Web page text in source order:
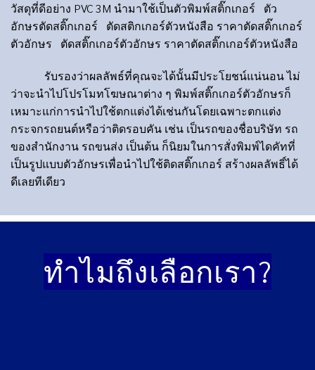
วัสดุที่ดีอย่าง PVC 3M นำมาใช้เป็นตัวพิมพ์สติ๊กเกอร์
ตัว
อักษรตัดสติ๊กเกอร์ ตัดสติกเกอร์ตัวหนังสือ ราคาตัดสติ๊กเกอร์
ตัวอักษร ตัดสติ๊กเกอร์ตัวอักษร ราคาตัดสติ๊กเกอร์ตัวหนังสือ
รับรองว่าผลลัพธ์ที่คุณจะได้นั้นมีประโยชน์แน่นอน ไม่
ว่าจะนำไปโปรโมทโฆษณาต่าง ๆ พิมพ์สติ๊กเกอร์ตัวอักษรก็
เหมาะแก่การนำไปใช้ตกแต่งได้เช่นกันโดยเฉพาะตกแต่ง
กระจกรถยนต์หรือว่าติดรอบคัน เช่น เป็นรถของชื่อบริษัท รถ
ของสำนักงาน รถขนส่ง เป็นต้น ก็นิยมในการสั่งพิมพ์ไดคัทที่
เป็นรูปแบบตัวอักษรเพื่อนำไปใช้ติดสติ๊กเกอร์ สร้างผลลัพธิ์ได้
ดีเลยทีเดียว
ทำไมถึงเลือกเรา?